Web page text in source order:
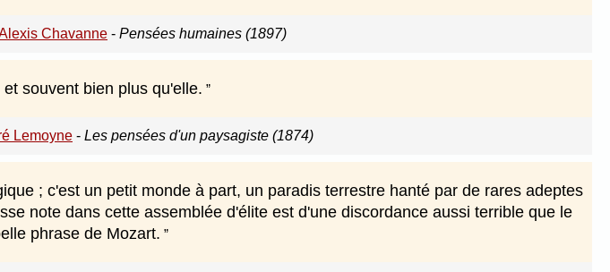
Chavanne - Pensées humaines (1897)
souvent bien plus qu'elle.
Lemoyne - Les pensées d'un paysagiste (1874)
; c'est un petit monde à part, un paradis terrestre hanté par de rares adeptes
note dans cette assemblée d'élite est d'une discordance aussi terrible que le
phrase de Mozart.